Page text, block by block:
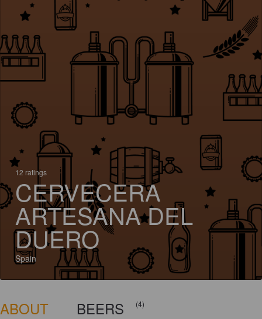
12 ratings
CERVECERA
ARTESANA DEL
DUERO
Spain
ABOUT BEERS (4)